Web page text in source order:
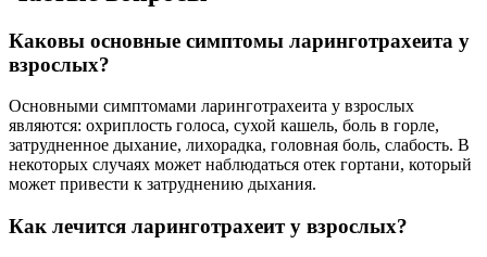
Каковы основные симптомы ларинготрахеита у
взрослых?
Основными симптомами ларинготрахеита у взрослых
являются: охриплость голоса, сухой кашель, боль в горле,
затрудненное дыхание, лихорадка, головная боль, слабость. В
некоторых случаях может наблюдаться отек гортани, который
может привести к затруднению дыхания.
Как лечится ларинготрахеит у взрослых?